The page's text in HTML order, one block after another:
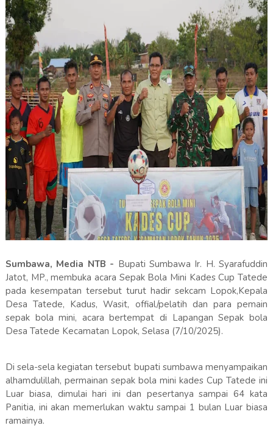
Sumbawa, Media NTB - Bupati Sumbawa Ir. H. Syarafuddin
Jatot, MP., membuka acara Sepak Bola Mini Kades Cup Tatede
pada kesempatan tersebut turut hadir sekcam Lopok,Kepala
Desa Tatede, Kadus, Wasit, offial/pelatih dan para pemain
sepak bola mini, acara bertempat di Lapangan Sepak bola
Desa Tatede Kecamatan Lopok, Selasa (7/10/2025).
Di sela-sela kegiatan tersebut bupati sumbawa menyampaikan
alhamdulillah, permainan sepak bola mini kades Cup Tatede ini
Luar biasa, dimulai hari ini dan pesertanya sampai 64 kata
Panitia, ini akan memerlukan waktu sampai 1 bulan Luar biasa
ramainya.